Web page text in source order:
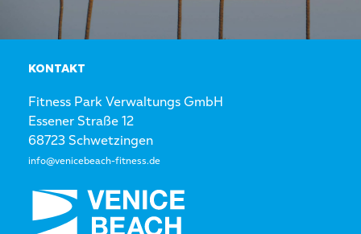
KONTAKT
Fitness Park Verwaltungs GmbH
Essener Straße 12
68723 Schwetzingen
info@venicebeach-fitness.de